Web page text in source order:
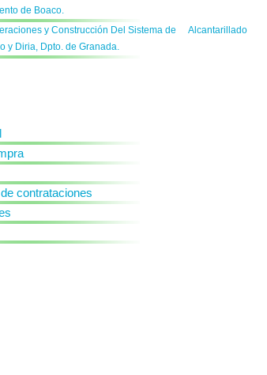
de Boaco.
y Construcción Del Sistema de Alcantarillado
y Diria, Dpto. de Granada.
contrataciones